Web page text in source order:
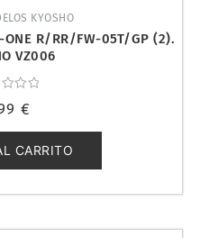
KYOSHO
ONE R/RR/FW-05T/GP (2).
VZ006
€
CARRITO